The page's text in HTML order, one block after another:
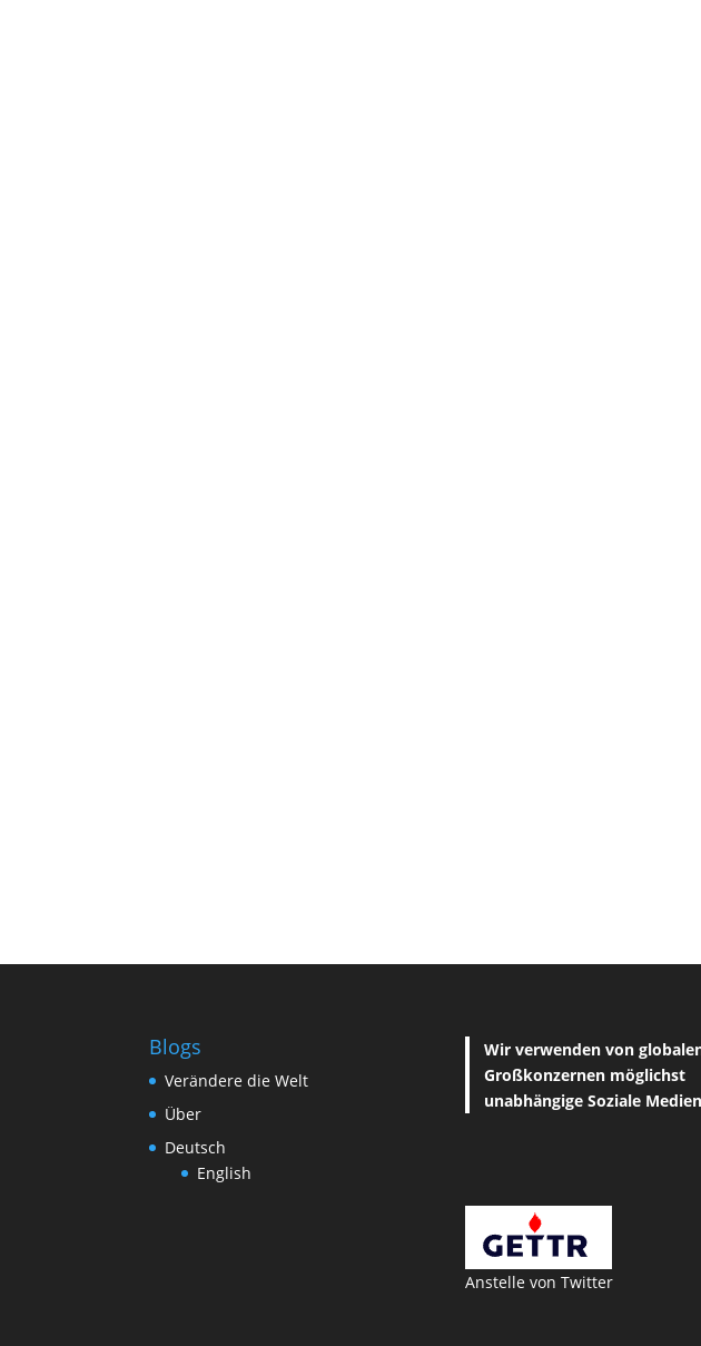
Blogs
Verändere die Welt
Über
Deutsch
English
Wir verwenden von
Großkonzernen möglichst
unabhängige Soziale Medien
Anstelle von Twitter